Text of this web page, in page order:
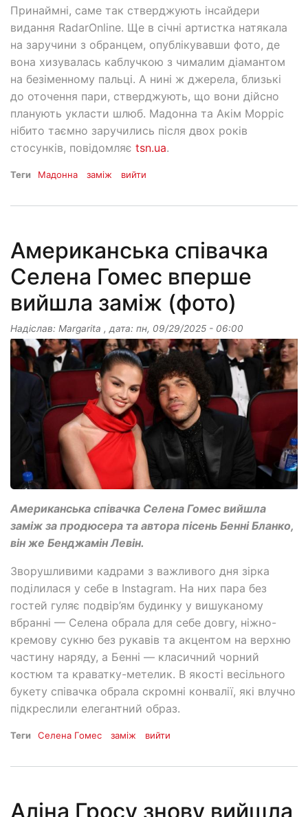
Принаймні, саме так стверджують інсайдери
видання RadarOnline. Ще в січні артистка натякала
на заручини з обранцем, опублікувавши фото, де
вона хизувалась каблучкою з чималим діамантом
на безіменному пальці. А нині ж джерела, близькі
до оточення пари, стверджують, що вони дійсно
планують укласти шлюб. Мадонна та Акім Морріс
нібито таємно заручились після двох років
стосунків, повідомляє tsn.ua.
Теги Мадонна заміж вийти
Американська співачка
Селена Гомес вперше
вийшла заміж (фото)
Надіслав: Margarita , дата: пн, 09/29/2025 - 06:00
Американська співачка Селена Гомес вийшла
заміж за продюсера та автора пісень Бенні Бланко,
він же Бенджамін Левін.
Зворушливими кадрами з важливого дня зірка
поділилася у себе в Instagram. На них пара без
гостей гуляє подвір’ям будинку у вишуканому
вбранні — Селена обрала для себе довгу, ніжно-
кремову сукню без рукавів та акцентом на верхню
частину наряду, а Бенні — класичний чорний
костюм та краватку-метелик. В якості весільного
букету співачка обрала скромні конвалії, які влучно
підкреслили елегантний образ.
Теги Селена Гомес заміж вийти
Аліна Гросу знову вийшла